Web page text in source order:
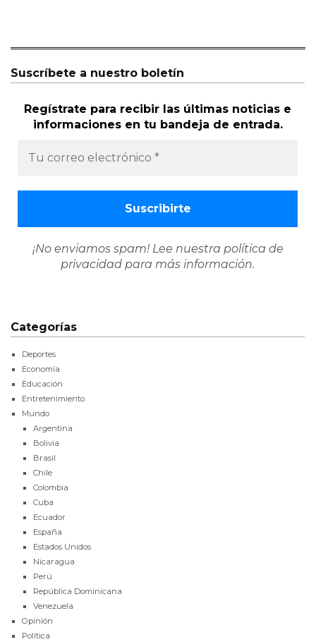
Suscríbete a nuestro boletín
Regístrate para recibir las últimas noticias e
informaciones en tu bandeja de entrada.
¡No enviamos spam! Lee nuestra política de
privacidad para más información.
Categorías
Deportes
Economía
Educación
Entretenimiento
Mundo
Argentina
Bolivia
Brasil
Chile
Colombia
Cuba
Ecuador
España
Estados Unidos
Nicaragua
Perú
República Dominicana
Venezuela
Opinión
Política